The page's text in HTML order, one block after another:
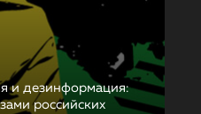
и дезинформация:
российских